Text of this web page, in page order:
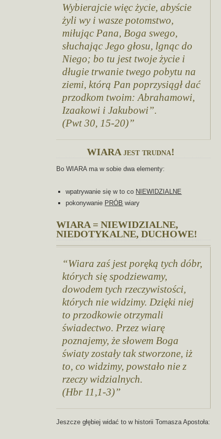
Wybierajcie więc życie, abyście
żyli wy i wasze potomstwo,
miłując Pana, Boga swego,
słuchając Jego głosu, lgnąc do
Niego; bo tu jest twoje życie i
długie trwanie twego pobytu na
ziemi, którą Pan poprzysiągł dać
przodkom twoim: Abrahamowi,
Izaakowi i Jakubowi”.
(Pwt 30, 15-20)
WIARA jest trudna!
Bo WIARA ma w sobie dwa elementy:
wpatrywanie się w to co NIEWIDZIALNE
pokonywanie PRÓB wiary
WIARA = NIEWIDZIALNE,
NIEDOTYKALNE, DUCHOWE!
Wiara zaś jest poręką tych dóbr,
których się spodziewamy,
dowodem tych rzeczywistości,
których nie widzimy. Dzięki niej
to przodkowie otrzymali
świadectwo. Przez wiarę
poznajemy, że słowem Boga
światy zostały tak stworzone, iż
to, co widzimy, powstało nie z
rzeczy widzialnych.
(Hbr 11,1-3)
Jeszcze głębiej widać to w historii Tomasza Apostoła: